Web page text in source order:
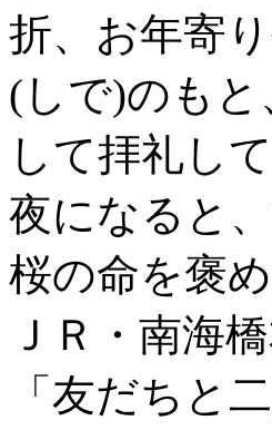
折、お年寄
(しで)のも
して拝礼して
夜になると
桜の命を褒
ＪＲ・南海
「友だちと